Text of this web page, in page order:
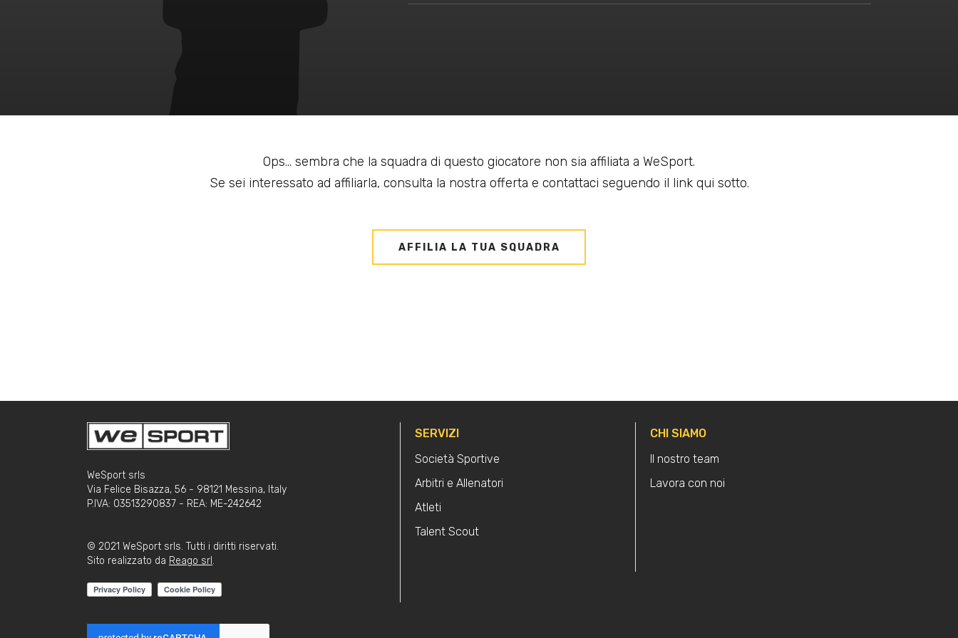
Ops... sembra che la squadra di questo giocatore non sia affiliata a WeSport.
Se sei interessato ad affiliarla, consulta la nostra offerta e contattaci seguendo il link qui sotto.
AFFILIA LA TUA SQUADRA
WeSport srls
Via Felice Bisazza, 56 - 98121 Messina, Italy
P.IVA: 03513290837 - REA: ME-242642
© 2021 WeSport srls. Tutti i diritti riservati.
Sito realizzato da Reago srl .
SERVIZI
Società Sportive
Arbitri e Allenatori
Atleti
Talent Scout
CHI SIAMO
Il nostro team
Lavora con noi